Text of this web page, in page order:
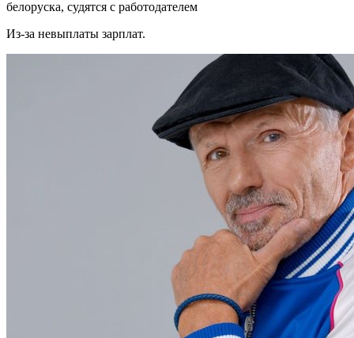
белоруска, судятся с работодателем
Из-за невыплаты зарплат.